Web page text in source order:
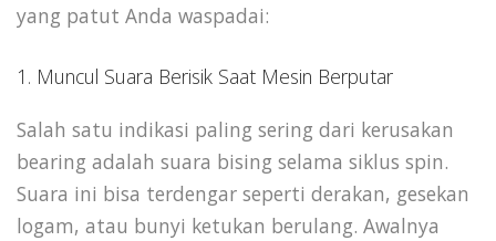
yang patut Anda waspadai:
1. Muncul Suara Berisik Saat Mesin Berputar
Salah satu indikasi paling sering dari kerusakan
bearing adalah suara bising selama siklus spin.
Suara ini bisa terdengar seperti derakan, gesekan
logam, atau bunyi ketukan berulang. Awalnya